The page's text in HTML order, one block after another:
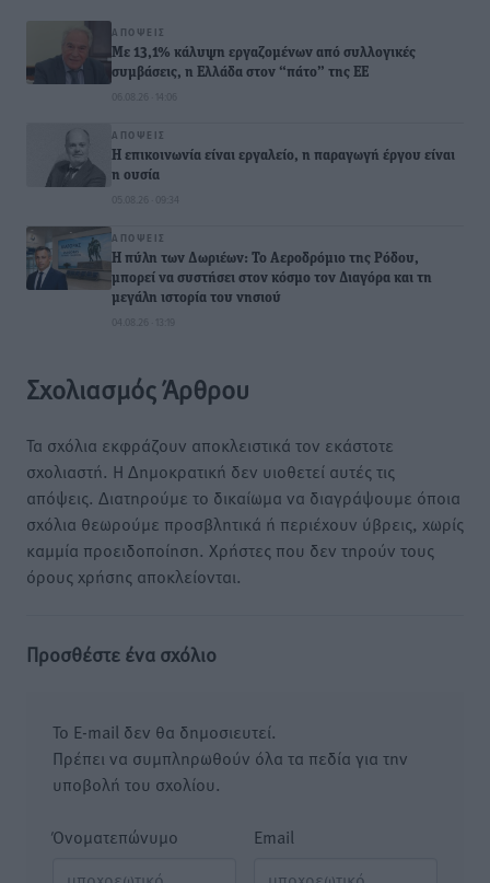
ΑΠΌΨΕΙΣ
Με 13,1% κάλυψη εργαζομένων από συλλογικές
συμβάσεις, η Ελλάδα στον “πάτο” της ΕΕ
06.08.26 · 14:06
ΑΠΌΨΕΙΣ
Η επικοινωνία είναι εργαλείο, η παραγωγή έργου είναι
η ουσία
05.08.26 · 09:34
ΑΠΌΨΕΙΣ
Η πύλη των Δωριέων: Το Αεροδρόμιο της Ρόδου,
μπορεί να συστήσει στον κόσμο τον Διαγόρα και τη
μεγάλη ιστορία του νησιού
04.08.26 · 13:19
Σχολιασμός Άρθρου
Τα σχόλια εκφράζουν αποκλειστικά τον εκάστοτε
σχολιαστή. Η Δημοκρατική δεν υιοθετεί αυτές τις
απόψεις. Διατηρούμε το δικαίωμα να διαγράψουμε όποια
σχόλια θεωρούμε προσβλητικά ή περιέχουν ύβρεις, χωρίς
καμμία προειδοποίηση. Χρήστες που δεν τηρούν τους
όρους χρήσης αποκλείονται.
Προσθέστε ένα σχόλιο
Το E-mail δεν θα δημοσιευτεί.
Πρέπει να συμπληρωθούν όλα τα πεδία για την
υποβολή του σχολίου.
Όνοματεπώνυμο Email